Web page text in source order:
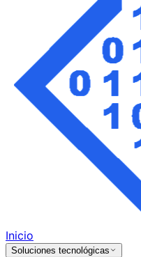
Inicio
Soluciones tecnológicas